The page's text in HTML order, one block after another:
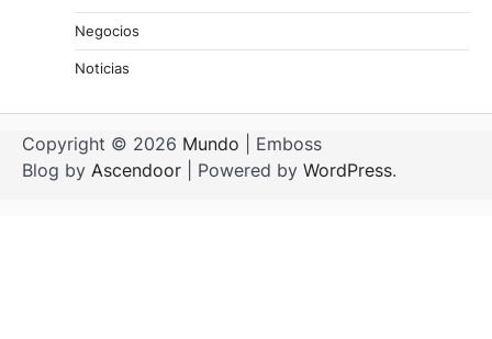
Negocios
Noticias
Copyright © 2026 Mundo | Emboss
Blog by Ascendoor | Powered by WordPress.